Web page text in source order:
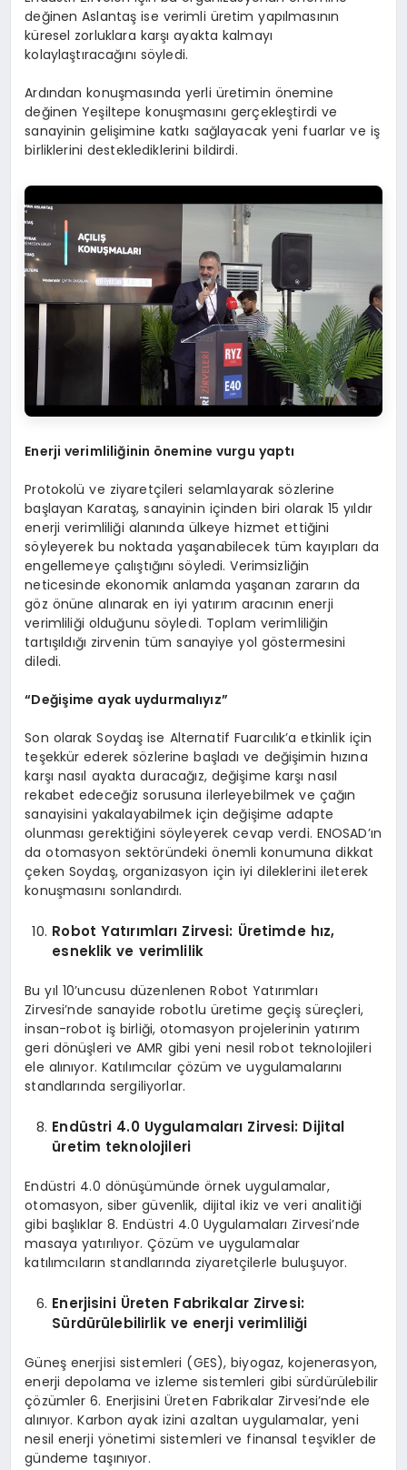
değinen Aslantaş ise verimli üretim yapılmasının
küresel zorluklara karşı ayakta kalmayı
kolaylaştıracağını söyledi.
Ardından konuşmasında yerli üretimin önemine
değinen Yeşiltepe konuşmasını gerçekleştirdi ve
sanayinin gelişimine katkı sağlayacak yeni fuarlar ve iş
birliklerini desteklediklerini bildirdi.
Enerji verimliliğinin önemine vurgu yaptı
Protokolü ve ziyaretçileri selamlayarak sözlerine
başlayan Karataş, sanayinin içinden biri olarak 15 yıldır
enerji verimliliği alanında ülkeye hizmet ettiğini
söyleyerek bu noktada yaşanabilecek tüm kayıpları da
engellemeye çalıştığını söyledi. Verimsizliğin
neticesinde ekonomik anlamda yaşanan zararın da
göz önüne alınarak en iyi yatırım aracının enerji
verimliliği olduğunu söyledi. Toplam verimliliğin
tartışıldığı zirvenin tüm sanayiye yol göstermesini
diledi.
“Değişime ayak uydurmalıyız”
Son olarak Soydaş ise Alternatif Fuarcılık’a etkinlik için
teşekkür ederek sözlerine başladı ve değişimin hızına
karşı nasıl ayakta duracağız, değişime karşı nasıl
rekabet edeceğiz sorusuna ilerleyebilmek ve çağın
sanayisini yakalayabilmek için değişime adapte
olunması gerektiğini söyleyerek cevap verdi. ENOSAD’ın
da otomasyon sektöründeki önemli konumuna dikkat
çeken Soydaş, organizasyon için iyi dileklerini ileterek
konuşmasını sonlandırdı.
Robot Yatırımları Zirvesi: Üretimde hız,
esneklik ve verimlilik
Bu yıl 10’uncusu düzenlenen Robot Yatırımları
Zirvesi’nde sanayide robotlu üretime geçiş süreçleri,
insan-robot iş birliği, otomasyon projelerinin yatırım
geri dönüşleri ve AMR gibi yeni nesil robot teknolojileri
ele alınıyor. Katılımcılar çözüm ve uygulamalarını
standlarında sergiliyorlar.
Endüstri 4.0 Uygulamaları Zirvesi: Dijital
üretim teknolojileri
Endüstri 4.0 dönüşümünde örnek uygulamalar,
otomasyon, siber güvenlik, dijital ikiz ve veri analitiği
gibi başlıklar 8. Endüstri 4.0 Uygulamaları Zirvesi’nde
masaya yatırılıyor. Çözüm ve uygulamalar
katılımcıların standlarında ziyaretçilerle buluşuyor.
Enerjisini Üreten FabrikalarZirvesi:
Sürdürülebilirlik ve enerji verimliliği
Güneş enerjisi sistemleri (GES), biyogaz, kojenerasyon,
enerji depolama ve izleme sistemleri gibi sürdürülebilir
çözümler 6. Enerjisini Üreten Fabrikalar Zirvesi’nde ele
alınıyor. Karbon ayak izini azaltan uygulamalar, yeni
nesil enerji yönetimi sistemleri ve finansal teşvikler de
gündeme taşınıyor.